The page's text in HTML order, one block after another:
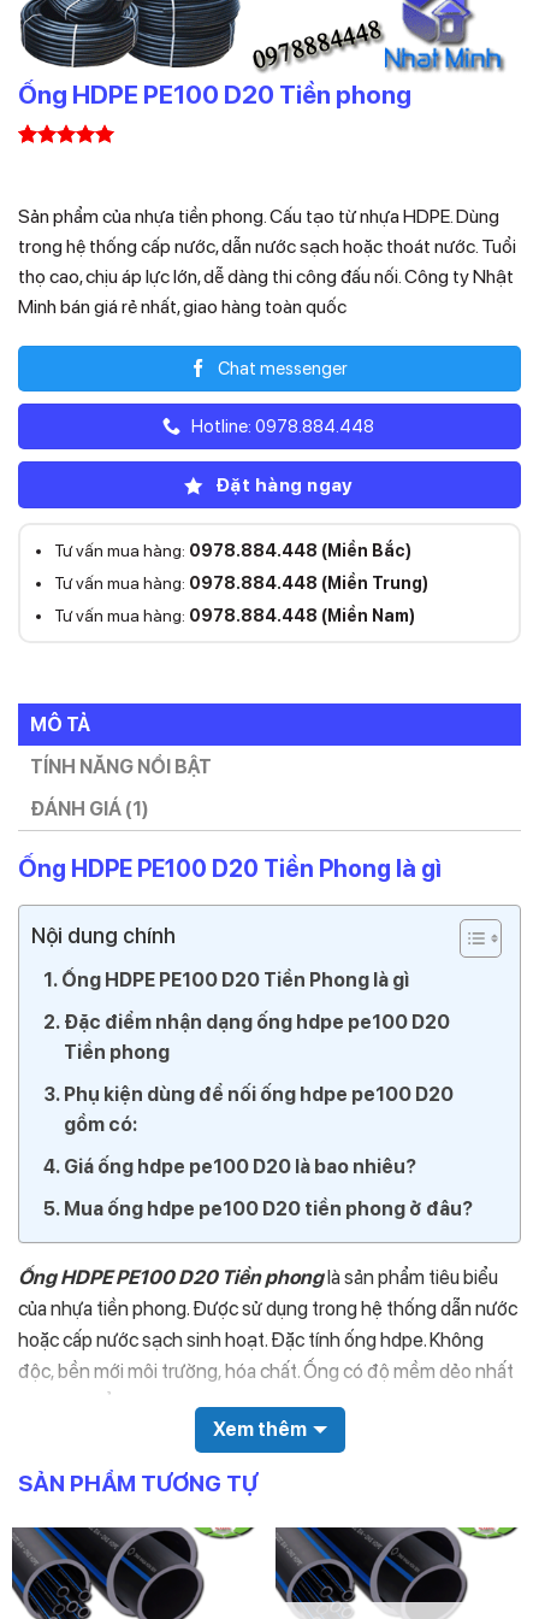
Ống HDPE PE100 D20 Tiền phong
Sản phẩm của nhựa tiền phong. Cấu tạo từ nhựa HDPE. Dùng
trong hệ thống cấp nước, dẫn nước sạch hoặc thoát nước. Tuổi
thọ cao, chịu áp lực lớn, dễ dàng thi công đấu nối. Công ty Nhật
Minh bán giá rẻ nhất, giao hàng toàn quốc
Chat messenger
Hotline: 0978.884.448
Đặt hàng ngay
Tư vấn mua hàng: 0978.884.448 (Miền Bắc)
Tư vấn mua hàng: 0978.884.448 (Miền Trung)
Tư vấn mua hàng: 0978.884.448 (Miền Nam)
MÔ TẢ
TÍNH NĂNG NỔI BẬT
ĐÁNH GIÁ (1)
Ống HDPE PE100 D20 Tiền Phong là gì
Nội dung chính
Ống HDPE PE100 D20 Tiền Phong là gì
Đặc điểm nhận dạng ống hdpe pe100 D20
Tiền phong
Phụ kiện dùng để nối ống hdpe pe100 D20
gồm có:
Giá ống hdpe pe100 D20 là bao nhiêu?
Mua ống hdpe pe100 D20 tiền phong ở đâu?
Ống HDPE PE100 D20 Tiền phonglà sản phẩm tiêu biểu
của nhựa tiền phong. Được sử dụng trong hệ thống dẫn nước
hoặc cấp nước sạch sinh hoạt. Đặc tính ống hdpe. Không
độc, bền mới môi trường, hóa chất. Ống có độ mềm dẻo nhất
định có thể thi công ở những địa hình phức tạp. Chịu được áp
Đặc điểm nhận dạng ống hdpe pe100 D20
Tiền phong
Ống màu đen.
Xem thêm
SẢN PHẨM TƯƠNG TỰ